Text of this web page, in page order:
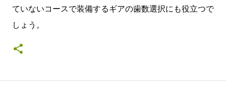
ていないコースで装備するギアの歯数選択にも役立つで
しょう。